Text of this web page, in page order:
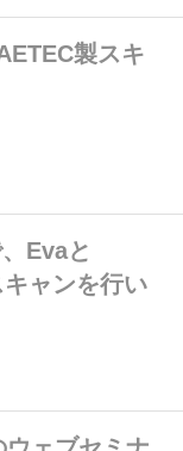
製スキ
Evaと
ャンを行い